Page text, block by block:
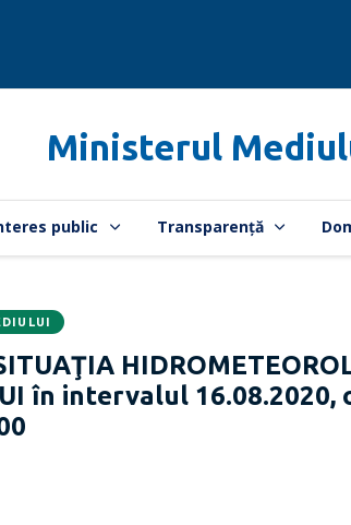
Ministerul
public Transparență
în intervalul 16.08.2020,